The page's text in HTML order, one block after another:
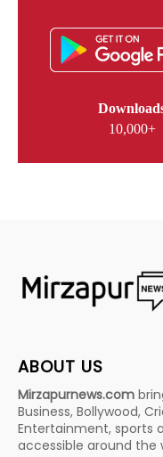
10,000+
ABOUT US
Mirzapurnews.com
Business, Bollywood,
Entertainment, sports
accessible around the